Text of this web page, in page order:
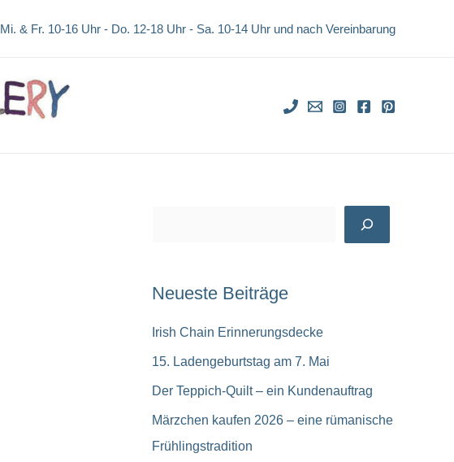
Mi. & Fr. 10-16 Uhr - Do. 12-18 Uhr - Sa. 10-14 Uhr und nach Vereinbarung
h
Neueste Beiträge
Irish Chain Erinnerungsdecke
15. Ladengeburtstag am 7. Mai
Der Teppich-Quilt – ein Kundenauftrag
Märzchen kaufen 2026 – eine rümanische
Frühlingstradition